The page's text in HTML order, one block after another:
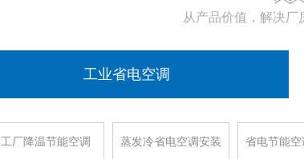
从产品价值，解决厂
工业省电空调
工厂降温节能空调 蒸发冷省电空调安装 省电节能空